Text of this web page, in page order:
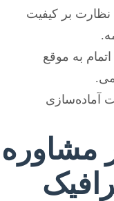
بر کیفیت
به موقع
آماده‌سازی
مشاوره